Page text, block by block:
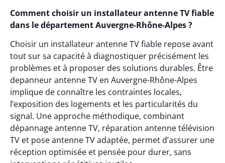
Comment choisir un installateur antenne TV fiable
dans le département Auvergne-Rhône-Alpes ?
Choisir un installateur antenne TV fiable repose avant
tout sur sa capacité à diagnostiquer précisément les
problèmes et à proposer des solutions durables. Être
depanneur antenne TV en Auvergne-Rhône-Alpes
implique de connaître les contraintes locales,
l’exposition des logements et les particularités du
signal. Une approche méthodique, combinant
dépannage antenne TV, réparation antenne télévision
TV et pose antenne TV adaptée, permet d’assurer une
réception optimisée et pensée pour durer, sans